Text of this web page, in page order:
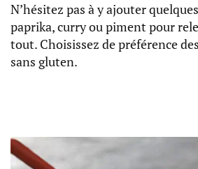
N’hésitez pas à y ajouter
paprika, curry ou piment pour
tout. Choisissez de préférence
sans gluten.